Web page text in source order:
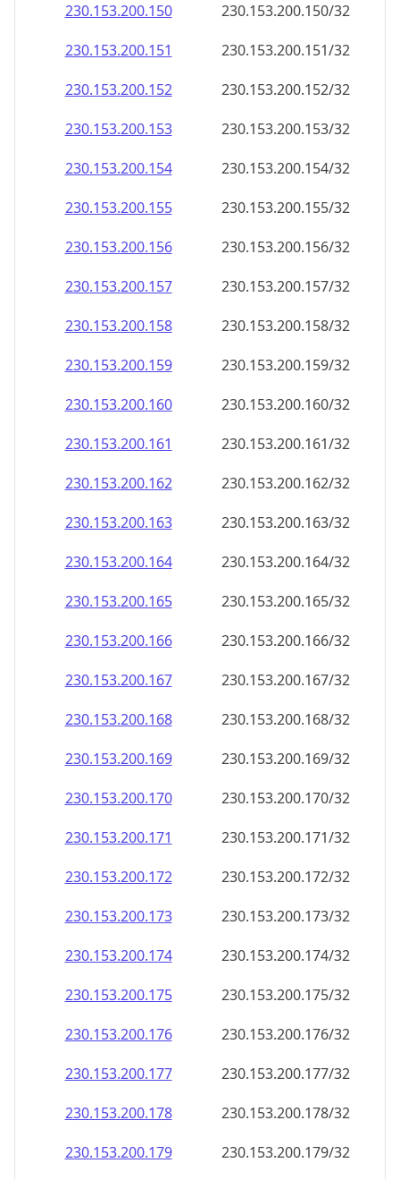
230.153.200.150
230.153.200.150/32
230.153.200.151
230.153.200.151/32
230.153.200.152
230.153.200.152/32
230.153.200.153
230.153.200.153/32
230.153.200.154
230.153.200.154/32
230.153.200.155
230.153.200.155/32
230.153.200.156
230.153.200.156/32
230.153.200.157
230.153.200.157/32
230.153.200.158
230.153.200.158/32
230.153.200.159
230.153.200.159/32
230.153.200.160
230.153.200.160/32
230.153.200.161
230.153.200.161/32
230.153.200.162
230.153.200.162/32
230.153.200.163
230.153.200.163/32
230.153.200.164
230.153.200.164/32
230.153.200.165
230.153.200.165/32
230.153.200.166
230.153.200.166/32
230.153.200.167
230.153.200.167/32
230.153.200.168
230.153.200.168/32
230.153.200.169
230.153.200.169/32
230.153.200.170
230.153.200.170/32
230.153.200.171
230.153.200.171/32
230.153.200.172
230.153.200.172/32
230.153.200.173
230.153.200.173/32
230.153.200.174
230.153.200.174/32
230.153.200.175
230.153.200.175/32
230.153.200.176
230.153.200.176/32
230.153.200.177
230.153.200.177/32
230.153.200.178
230.153.200.178/32
230.153.200.179
230.153.200.179/32